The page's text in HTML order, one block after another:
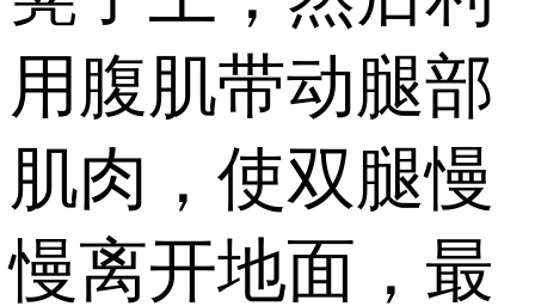
用腹肌带动腿部
肌肉，使双腿慢
慢离开地面，最